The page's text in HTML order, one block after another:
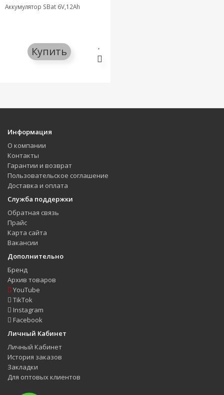
Аккумулятор SBat 6V,12Ah
Купить
Информация
О компании
Контакты
Гарантии и возврат
Пользовательское соглашение
Доставка и оплата
Служба поддержки
Обратная связь
Прайс
Карта сайта
Вакансии
Дополнительно
Бренд
Архив товаров
YouTube
TikTok
Instagram
Facebook
Личный Кабинет
Личный Кабинет
История заказов
Закладки
Для оптовых клиентов